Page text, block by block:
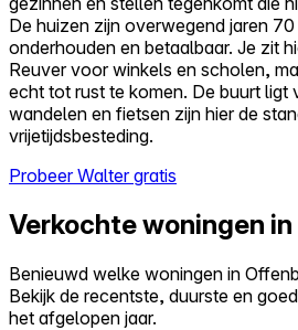
Prijzen
Log in
Probeer Walter gratis
De huizen zijn overwegend jaren
onderhouden en betaalbaar. Je zit
Reuver voor winkels en scholen,
echt tot rust te komen. De buurt ligt
wandelen en fietsen zijn hier de
vrijetijdsbesteding.
Probeer Walter gratis
Verkochte woningen
Benieuwd welke woningen in
Bekijk de recentste, duurste en
het afgelopen jaar.